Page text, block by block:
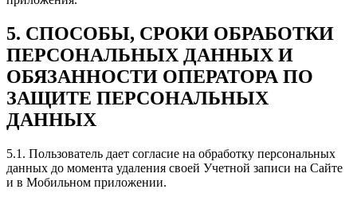
5. СПОСОБЫ, СРОКИ ОБРАБОТКИ
ПЕРСОНАЛЬНЫХ ДАННЫХ И
ОБЯЗАННОСТИ ОПЕРАТОРА ПО
ЗАЩИТЕ ПЕРСОНАЛЬНЫХ
ДАННЫХ
5.1. Пользователь дает согласие на обработку персональных
данных до момента удаления своей Учетной записи на Сайте
и в Мобильном приложении.